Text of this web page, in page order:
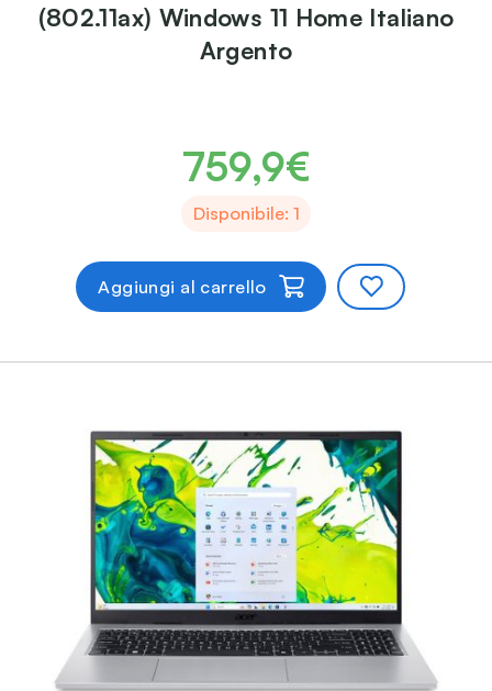
(802.11ax) Windows 11 Home Italiano
Argento
759,9€
Disponibile: 1
Aggiungi al carrello